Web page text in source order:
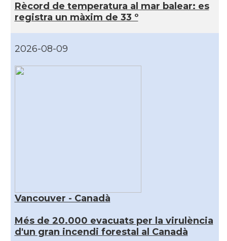
Rècord de temperatura al mar balear: es
registra un màxim de 33 º
2026-08-09
Vancouver - Canadà
Més de 20.000 evacuats per la virulència
d'un gran incendi forestal al Canadà